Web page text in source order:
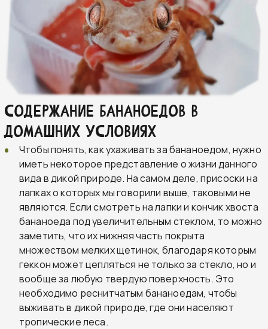
Содержание бананоедов в
домашних условиях
Чтобы понять, как ухаживать за бананоедом, нужно
иметь некоторое представление о жизни данного
вида в дикой природе. На самом деле, присоски на
лапках о которых мы говорили выше, таковыми не
являются. Если смотреть на лапки и кончик хвоста
бананоеда под увеличительным стеклом, то можно
заметить, что их нижняя часть покрыта
множеством мелких щетинок, благодаря которым
геккон может цепляться не только за стекло, но и
вообще за любую твердую поверхность. Это
необходимо реснитчатым бананоедам, чтобы
выживать в дикой природе, где они населяют
тропические леса.